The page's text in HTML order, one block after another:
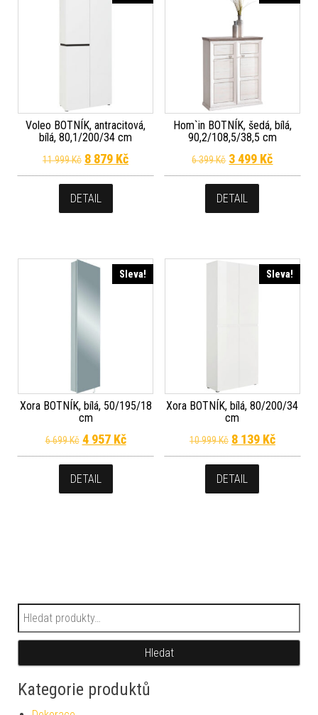
Voleo BOTNÍK, antracitová,
bílá, 80,1/200/34 cm
11 999Kč Původní cena byla: 11 999 Kč.
8 879 KčAktuální cena je: 8 879 Kč.
DETAIL
Hom`in BOTNÍK, šedá, bílá,
90,2/108,5/38,5 cm
6 399Kč Původní cena
3 499 KčAktuální
DETAIL
Sleva!
Xora BOTNÍK, bílá, 50/195/18
cm
6 699Kč Původní cena byla: 6 699 Kč.
4 957 KčAktuální cena je: 4 957 Kč.
DETAIL
Sleva!
Xora BOTNÍK, bílá, 80/200/34
cm
10 999Kč Původní cena
8 139 KčAktuální
DETAIL
Hledat:
Hledat
Kategorie produktů